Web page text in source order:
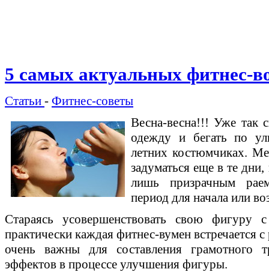
5 самых актуальных фитнес-
Статьи - Фитнес-советы
Весна-весна!!! Уже так
одежду и бегать по
летних костюмчиках.
задуматься еще в те
лишь призрачным
период для начала или
Стараясь усовершенствовать свою фигуру
практически каждая фитнес-вумен встречается
очень важны для составления грамотного
эффектов в процессе улучшения фигуры.